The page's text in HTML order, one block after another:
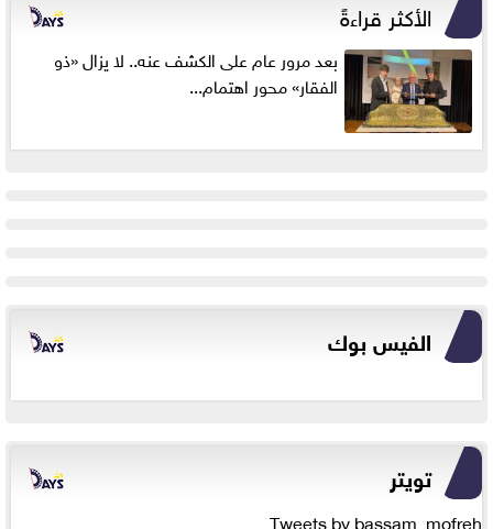
الأكثر قراءةً
بعد مرور عام على الكشف عنه.. لا يزال «ذو
الفقار» محور اهتمام...
الفيس بوك
تويتر
Tweets by bassam_mofreh